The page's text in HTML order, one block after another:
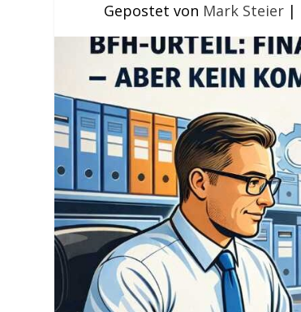
Gepostet von Mark Steier |